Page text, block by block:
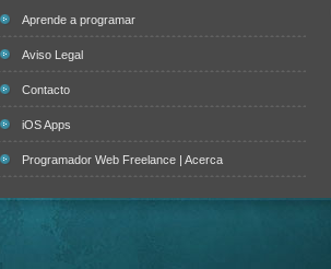
Aprende a programar
Aviso Legal
Contacto
iOS Apps
Programador Web Freelance | Acerca